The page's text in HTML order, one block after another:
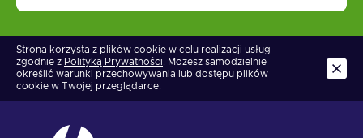
Strona korzysta z plików cookie w celu realizacji usług
zgodnie z Polityką Prywatności. Możesz samodzielnie
określić warunki przechowywania lub dostępu plików
cookie w Twojej przeglądarce.